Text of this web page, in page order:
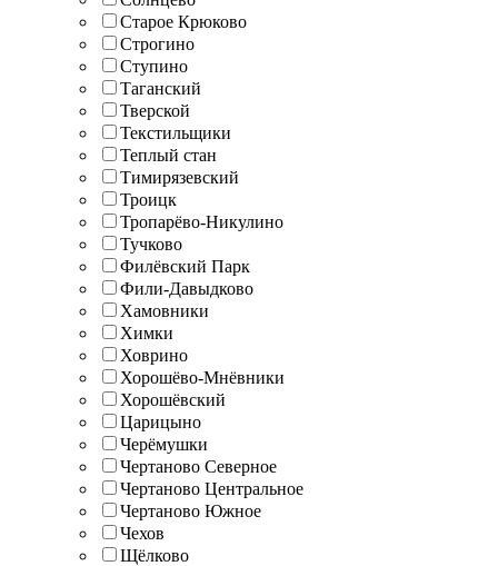
Старое Крюково
Строгино
Ступино
Таганский
Тверской
Текстильщики
Теплый стан
Тимирязевский
Троицк
Тропарёво-Никулино
Тучково
Филёвский Парк
Фили-Давыдково
Хамовники
Химки
Ховрино
Хорошёво-Мнёвники
Хорошёвский
Царицыно
Черёмушки
Чертаново Северное
Чертаново Центральное
Чертаново Южное
Чехов
Щёлково